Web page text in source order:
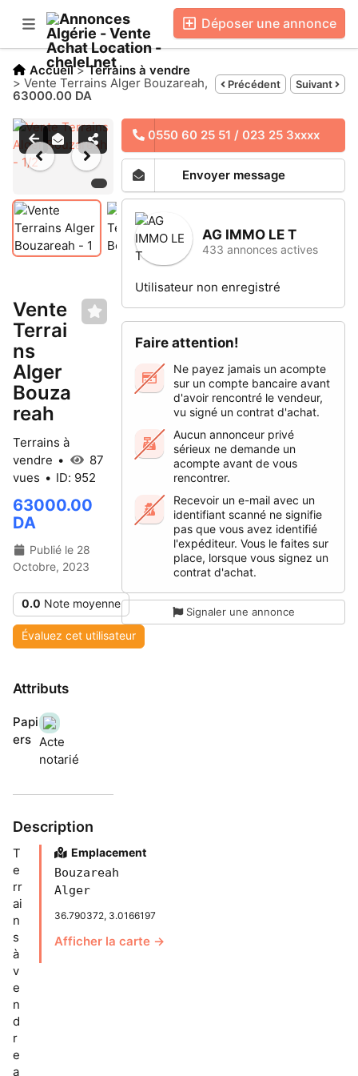
Déposer une annonce
Emplacement
Boutiques
Blog
Accueil >Terrains à vendre
> Vente Terrains Alger Bouzareah,
63000.00 DA
Précédent Suivant
Vente
Terrai
ns
Alger
Bouza
reah
Terrains à
vendre
87
vues
ID: 952
63000.00
DA
Publié le 28
Octobre, 2023
0.0 Note moyenne
Évaluez cet utilisateur
Attributs
Papi
ers Acte
notarié
Description
T
e
rr
ai
n
s
à
v
e
n
d
r
e
a
Emplacement
Bouzareah
Alger
36.790372, 3.0166197
Afficher la carte →
0550 60 25 51 / 023 25 3xxxx
Envoyer message
AG IMMO LE T
433 annonces actives
Utilisateur non enregistré
Faire attention!
Ne payez jamais un acompte
sur un compte bancaire avant
d'avoir rencontré le vendeur,
vu signé un contrat d'achat.
Aucun annonceur privé
sérieux ne demande un
acompte avant de vous
rencontrer.
Recevoir un e-mail avec un
identifiant scanné ne signifie
pas que vous avez identifié
l'expéditeur. Vous le faites sur
place, lorsque vous signez un
contrat d'achat.
Signaler une annonce